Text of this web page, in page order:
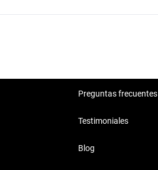
Preguntas frecuentes
Testimoniales
Blog